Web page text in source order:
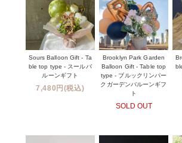
Sours Balloon Gift - Ta
ble top type - スールバ
ルーンギフト
7,480円(税込)
Brooklyn Park Garden
Balloon Gift - Table top
type - ブルックリンパー
クガーデンバルーンギフ
ト
SOLD OUT